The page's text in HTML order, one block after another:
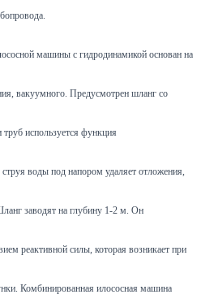
машины с гидродинамикой основан на
вакуумного. Предусмотрен шланг со
используется функция
воды под напором удаляет отложения,
заводят на глубину 1-2 м. Он
реактивной силы, которая возникает при
Комбинированная илососная машина